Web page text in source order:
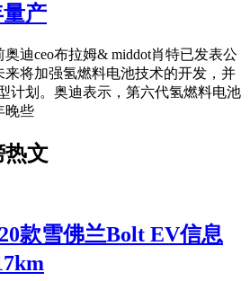
量产
奥迪ceo布拉姆& middot肖特已发表公
来将加强氢燃料电池技术的开发，并
计划。奥迪表示，第六代氢燃料电池
晚些
热文
款雪佛兰Bolt EV信息